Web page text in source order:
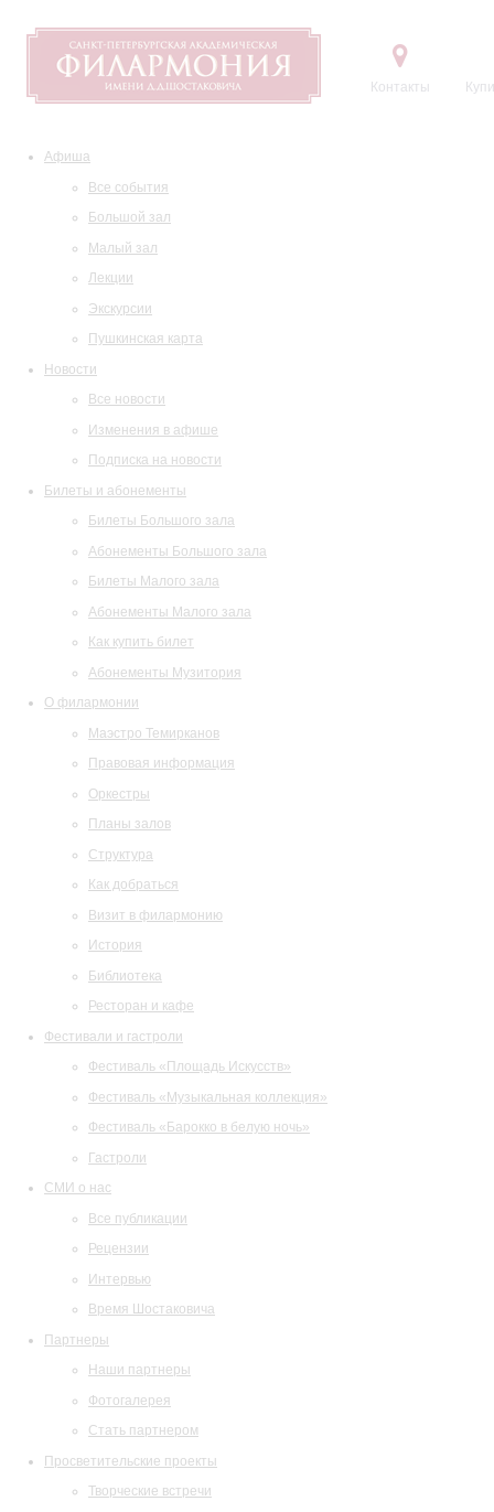
Контакты
Афиша
Все события
Большой зал
Малый зал
Лекции
Экскурсии
Пушкинская карта
Новости
Все новости
Изменения в афише
Подписка на новости
Билеты и абонементы
Билеты Большого зала
Абонементы Большого зала
Билеты Малого зала
Абонементы Малого зала
Как купить билет
Абонементы Музитория
О филармонии
Маэстро Темирканов
Правовая информация
Оркестры
Планы залов
Структура
Как добраться
Визит в филармонию
История
Библиотека
Ресторан и кафе
Фестивали и гастроли
Фестиваль «Площадь Искусств»
Фестиваль «Музыкальная коллекция»
Фестиваль «Барокко в белую ночь»
Гастроли
СМИ о нас
Все публикации
Рецензии
Интервью
Время Шостаковича
Партнеры
Наши партнеры
Фотогалерея
Стать партнером
Просветительские проекты
Творческие встречи